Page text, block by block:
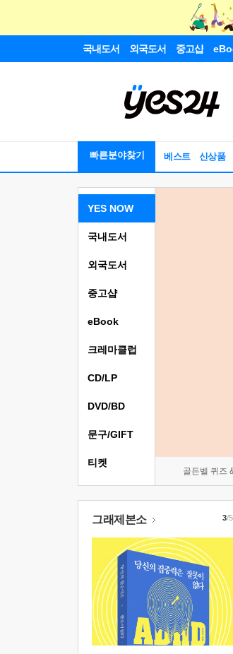
국내도서 외국도서 중고샵
빠른분야찾기 베스트 신상품
YES NOW
골든벨 퀴즈
국내도서
외국도서
중고샵
eBook
크레마클럽
CD/LP
DVD/BD
문구/GIFT
티켓
그래제본소 3/5